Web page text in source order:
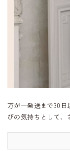
万が一発送まで30
びの気持ちとして、